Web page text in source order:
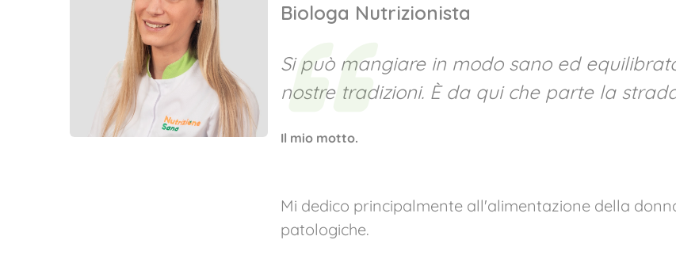
Biologa Nutrizionista
Si può mangiare in modo sano ed
nostre tradizioni. È da qui che parte la
Il mio motto.
Mi dedico principalmente all'alimentazione della
patologiche.